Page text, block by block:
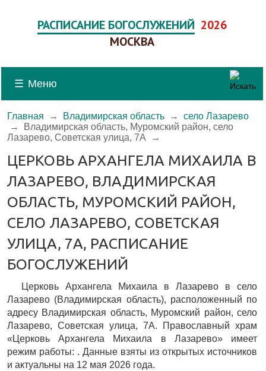
РАСПИСАНИЕ БОГОСЛУЖЕНИЙ 2026
МОСКВА
☰ Меню
Главная → Владимирская область →
село Лазарево
→
Владимирская область, Муромский район, село
Лазарево, Советская улица, 7А →
ЦЕРКОВЬ АРХАНГЕЛА МИХАИЛА В
ЛАЗАРЕВО, ВЛАДИМИРСКАЯ
ОБЛАСТЬ, МУРОМСКИЙ РАЙОН,
СЕЛО ЛАЗАРЕВО, СОВЕТСКАЯ
УЛИЦА, 7А, РАСПИСАНИЕ
БОГОСЛУЖЕНИЙ
Церковь Архангела Михаила в Лазарево в село
Лазарево (Владимирская область), расположенный по
адресу Владимирская область, Муромский район, село
Лазарево, Советская улица, 7А. Православный храм
«Церковь Архангела Михаила в Лазарево» имеет
режим работы: . Данные взяты из открытых источников
и актуальны на 12 мая 2026 года.